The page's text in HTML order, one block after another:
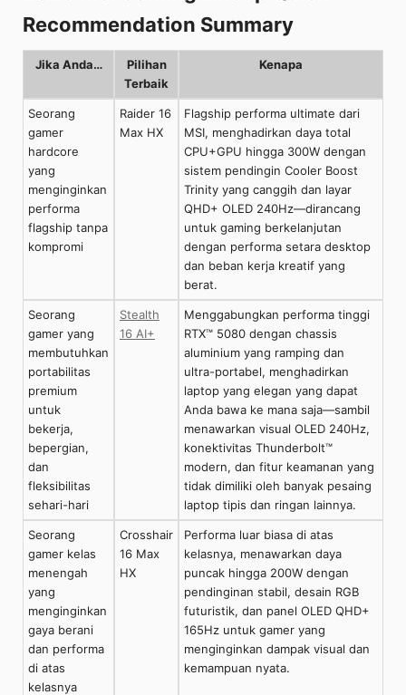
Recommendation Summary
Jika Anda…
Pilihan
Terbaik
Kenapa
Seorang
gamer
hardcore
yang
menginginkan
performa
flagship tanpa
kompromi
Raider 16
Max HX
Flagship performa ultimate dari
MSI, menghadirkan daya total
CPU+GPU hingga 300W dengan
sistem pendingin Cooler Boost
Trinity yang canggih dan layar
QHD+ OLED 240Hz—dirancang
untuk gaming berkelanjutan
dengan performa setara desktop
dan beban kerja kreatif yang
berat.
Seorang
gamer yang
membutuhkan
portabilitas
premium
untuk
bekerja,
bepergian,
dan
fleksibilitas
sehari-hari
Stealth
16 AI+
Menggabungkan performa tinggi
RTX™ 5080 dengan chassis
aluminium yang ramping dan
ultra-portabel, menghadirkan
laptop yang elegan yang dapat
Anda bawa ke mana saja—sambil
menawarkan visual OLED 240Hz,
konektivitas Thunderbolt™
modern, dan fitur keamanan yang
tidak dimiliki oleh banyak pesaing
laptop tipis dan ringan lainnya.
Seorang
gamer kelas
menengah
yang
menginginkan
gaya berani
dan performa
di atas
kelasnya
Crosshair
16 Max
HX
Performa luar biasa di atas
kelasnya, menawarkan daya
puncak hingga 200W dengan
pendinginan stabil, desain RGB
futuristik, dan panel OLED QHD+
165Hz untuk gamer yang
menginginkan dampak visual dan
kemampuan nyata.